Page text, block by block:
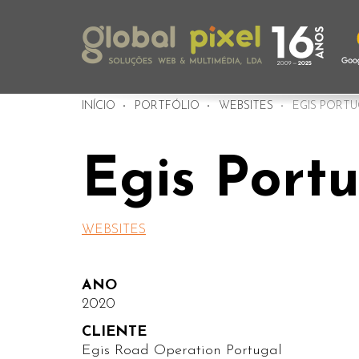
INÍCIO PORTFÓLIO WEBSITES EGIS
Egis
WEBSITES
ANO
2020
CLIENTE
Egis Road Operation Portugal